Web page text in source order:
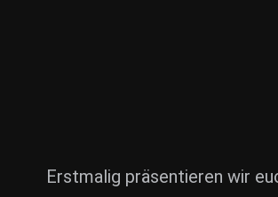
Erstmalig präsentieren wir